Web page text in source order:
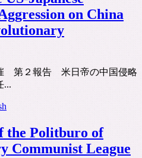
on China
第２報告 米日帝の中国侵略
...
the Politburo of
Communist League